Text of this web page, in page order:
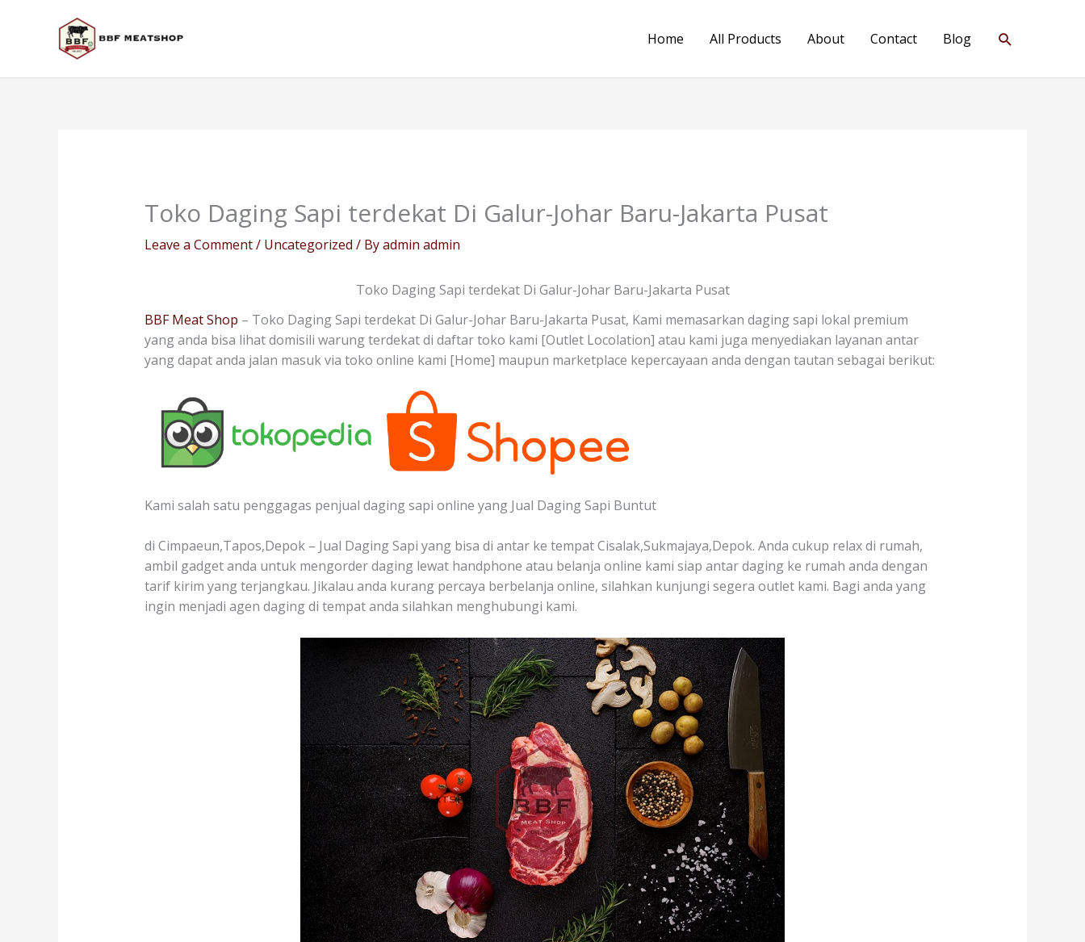
Home All Products About Contact Blog Search
Toko Daging Sapi terdekat Di Galur-Johar Baru-Jakarta Pusat
Leave a Comment/ Uncategorized / Byadmin admin
Toko Daging Sapi terdekat Di Galur-Johar Baru-Jakarta Pusat
BBF Meat Shop – Toko Daging Sapi terdekat Di Galur-Johar Baru-Jakarta Pusat, Kami memasarkan daging sapi lokal premium
yang anda bisa lihat domisili warung terdekat di daftar toko kami [Outlet Locolation] atau kami juga menyediakan layanan antar
yang dapat anda jalan masuk via toko online kami [Home] maupun marketplace kepercayaan anda dengan tautan sebagai berikut:
Kami salah satu penggagas penjual daging sapi online yang Jual Daging Sapi Buntut
di Cimpaeun,Tapos,Depok – Jual Daging Sapi yang bisa di antar ke tempat Cisalak,Sukmajaya,Depok. Anda cukup relax di rumah,
ambil gadget anda untuk mengorder daging lewat handphone atau belanja online kami siap antar daging ke rumah anda dengan
tarif kirim yang terjangkau. Jikalau anda kurang percaya berbelanja online, silahkan kunjungi segera outlet kami. Bagi anda yang
ingin menjadi agen daging di tempat anda silahkan menghubungi kami.